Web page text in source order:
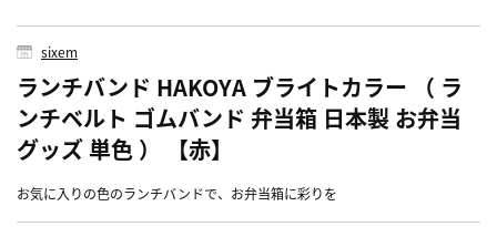
sixem
ランチバンド HAKOYA ブライトカラー （ ラ
ンチベルト ゴムバンド 弁当箱 日本製 お弁当
グッズ 単色 ） 【赤】
お気に入りの色のランチバンドで、お弁当箱に彩りを